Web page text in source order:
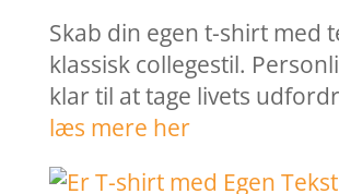
Skab din egen t-shirt med
klassisk collegestil.
klar til at tage livets
læs mere her